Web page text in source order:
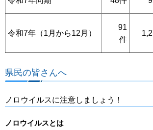
令和7年（1月から12月）
91
件
県民の皆さんへ
ノロウイルスに注意しましょう！
ノロウイルスとは